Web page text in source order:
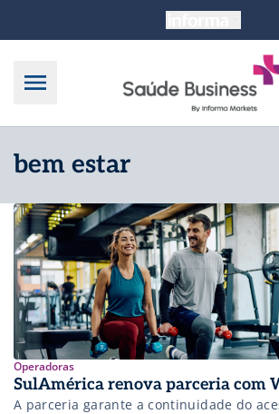
bem estar
Operadoras
SulAmérica renova parceria com
A parceria garante a continuidade do